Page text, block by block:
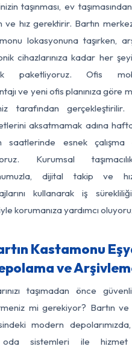
taşınması, ev
ve hız gerektirir. Bartın
lokasyonuna taşırken,
cihazlarınıza kadar her
paketliyoruz. Ofis
ve yeni ofis planınıza göre
tarafından
aksatmamak adına
saatlerinde esnek çalışma
Kurumsal
dijital takip ve
kullanarak iş
korumanıza yardımcı
Kastamonu
ve
taşımadan önce
mi gerekiyor? Bartın ve
modern
sistemleri ile hizmet